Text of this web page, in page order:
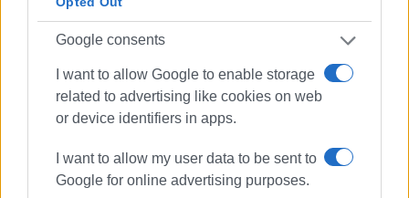
Google consents
I want to allow Google to enable storage
related to advertising like cookies on web
or device identifiers in apps.
I want to allow my user data to be sent to
Google for online advertising purposes.
Για το Σύλλογο
Εμφανίσεις: 99